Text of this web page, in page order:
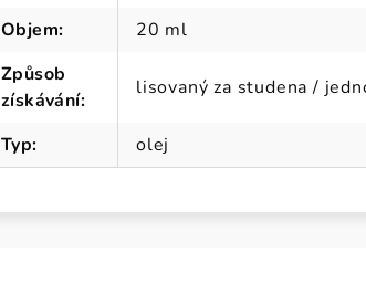
Objem:
20 ml
Způsob
získávání:
lisovaný za studena /
Typ: olej